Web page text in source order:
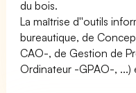
du bois.
La maîtrise d''outils
bureautique, de
CAO-, de Gestion de
Ordinateur -GPAO-, ...)